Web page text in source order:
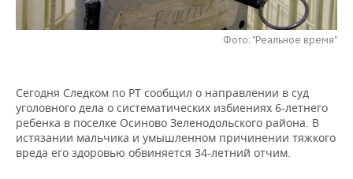
НЕФТЕХИМИЯ
ЭНЕРГЕТИКА
РОЗНИЧНАЯ ТОРГОВЛЯ
УСЛУГИ
НОВОСТИ ТЕХНОЛОГИЙ
МЕДИА
ТЕЛЕКОММУНИКАЦИИ
МЕРОПРИЯТИЯ
ВЫЕЗДНАЯ РЕДАКЦИЯ
БИЗНЕС-БРАНЧИ
НОВОСТИ СПОРТА
ФУТБОЛ
ОБЩЕСТВО
НОВОСТИ ОБЩЕСТВА
ФОТОГАЛЕРЕЯ
Фото: "Реальное время"
Сегодня Следком по РТ сообщил о направлении в суд
уголовного дела о систематических избиениях 6-летнего
ребенка в поселке Осиново Зеленодольского района. В
истязании мальчика и умышленном причинении тяжкого
вреда его здоровью обвиняется 34-летний отчим.